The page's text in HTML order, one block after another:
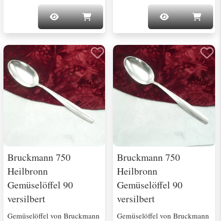
Bruckmann 750
Heilbronn
Gemüselöffel 90
versilbert
Gemüselöffel von Bruckmann
Bruckmann 750
Heilbronn
Gemüselöffel 90
versilbert
Gemüselöffel von Bruckmann